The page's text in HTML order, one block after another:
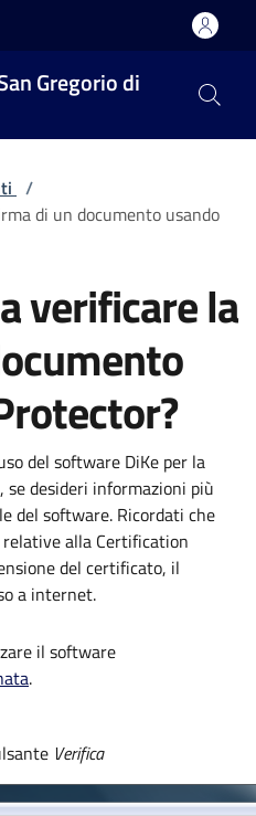
Gregorio di
/
di un documento usando
verificare la
del software DiKe per la
desideri informazioni più
del software. Ricordati che
alla Certification
del certificato, il
a internet.
il software
.
Verifica